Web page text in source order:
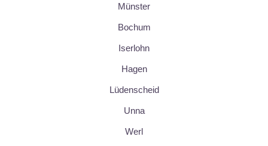
Münster
Bochum
Iserlohn
Hagen
Lüdenscheid
Unna
Werl